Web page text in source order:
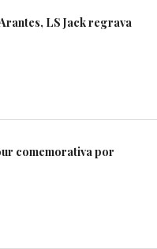
LS Jack regrava
comemorativa por